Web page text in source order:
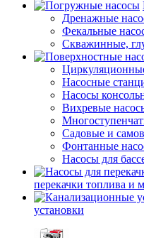
Дренажные
Фекальные
Скважинные,
Насосные
Насосы
Вихревые
Садовые и
Фонтанные
Насосы для
перекачки топлива и
установки